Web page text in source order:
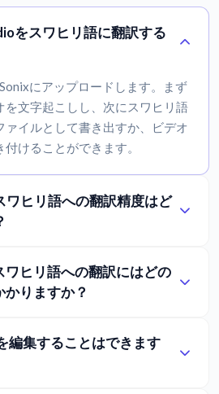
をスワヒリ語に翻訳する
にアップロードします。まず
を文字起こしし、次にスワヒリ語
ァイルとして書き出すか、ビデオ
けることができます。
ワヒリ語への翻訳精度はど
ワヒリ語への翻訳にはどの
かりますか？
編集することはできます